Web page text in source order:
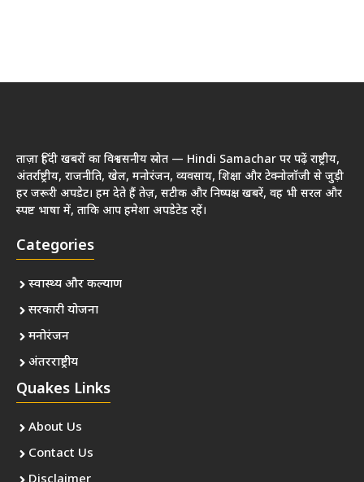
ताज़ा हिंदी खबरों का विश्वसनीय स्रोत — Hindi Samachar पर पढ़ें राष्ट्रीय,
अंतर्राष्ट्रीय, राजनीति, खेल, मनोरंजन, व्यवसाय, शिक्षा और टेक्नोलॉजी से जुड़ी
हर जरूरी अपडेट। हम देते हैं तेज़, सटीक और निष्पक्ष खबरें, वह भी सरल और
स्पष्ट भाषा में, ताकि आप हमेशा अपडेटेड रहें।
Categories
स्वास्थ्य और कल्याण
सरकारी योजना
मनोरंजन
अंतरराष्ट्रीय
Quakes Links
About Us
Contact Us